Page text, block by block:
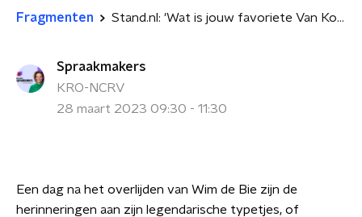
Fragmenten Stand.nl: 'Wat is jouw favoriete Van Kooten en De Bie-moment?'
Spraakmakers
KRO-NCRV
28 maart 2023 09:30 - 11:30
Een dag na het overlijden van Wim de Bie zijn de
herinneringen aan zijn legendarische typetjes, of